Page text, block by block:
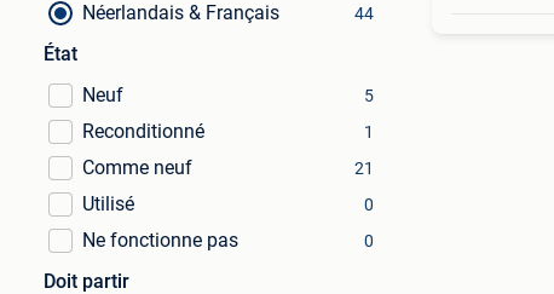
Néerlandais & Français 44
État
Neuf
5
Reconditionné 1
Comme neuf 21
Utilisé 0
Ne fonctionne pas 0
Doit partir